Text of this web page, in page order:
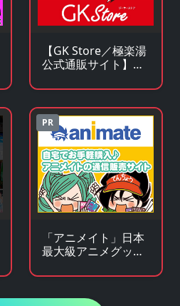
【GK Store／極楽湯
公式通販サイト】ア
コラボグッズ通販
PR
「アニメイト」日本
最大級アニメグッズ